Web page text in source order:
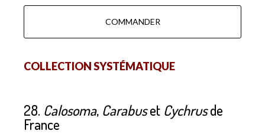
COMMANDER
COLLECTION SYSTÉMATIQUE
28. Calosoma, Carabuset Cychrusde
France